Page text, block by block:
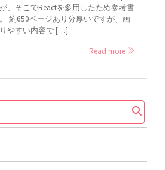
、そこでReactを多用したため参考書
約650ページあり分厚いですが、画
やすい内容で […]
Read more